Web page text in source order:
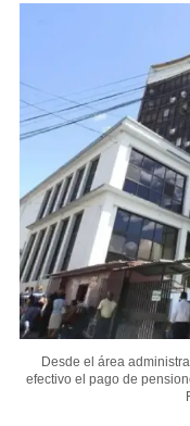
Desde el área
efectivo el pago de